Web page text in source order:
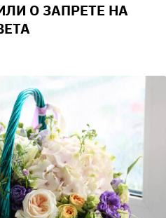
О ЗАПРЕТЕ НА